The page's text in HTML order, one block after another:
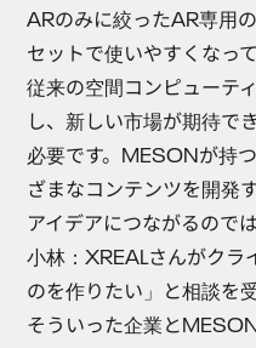
ARのみに絞ったAR専用
セットで使いやすくなって
従来の空間コンピューテ
し、新しい市場が期待で
必要です。MESONが持
ざまなコンテンツを開発
アイデアにつながるので
小林 ：XREALさんがク
のを作りたい」と相談を
そういった企業と